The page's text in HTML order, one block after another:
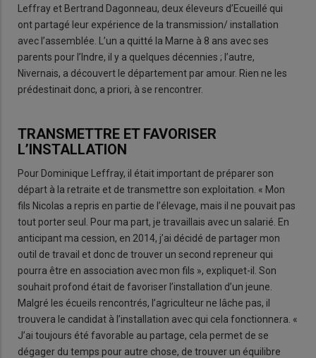
Leffray et Bertrand Dagonneau, deux éleveurs d’Ecueillé qui
ont partagé leur expérience de la transmission/ installation
avec l’assemblée. L’un a quitté la Marne à 8 ans avec ses
parents pour l’Indre, il y a quelques décennies ; l’autre,
Nivernais, a découvert le département par amour. Rien ne les
prédestinait donc, a priori, à se rencontrer.
TRANSMETTRE ET FAVORISER
L’INSTALLATION
Pour Dominique Leffray, il était important de préparer son
départ à la retraite et de transmettre son exploitation. « Mon
fils Nicolas a repris en partie de l’élevage, mais il ne pouvait pas
tout porter seul. Pour ma part, je travaillais avec un salarié. En
anticipant ma cession, en 2014, j’ai décidé de partager mon
outil de travail et donc de trouver un second repreneur qui
pourra être en association avec mon fils », expliquet-il. Son
souhait profond était de favoriser l’installation d’un jeune.
Malgré les écueils rencontrés, l’agriculteur ne lâche pas, il
trouvera le candidat à l’installation avec qui cela fonctionnera. «
J’ai toujours été favorable au partage, cela permet de se
dégager du temps pour autre chose, de trouver un équilibre